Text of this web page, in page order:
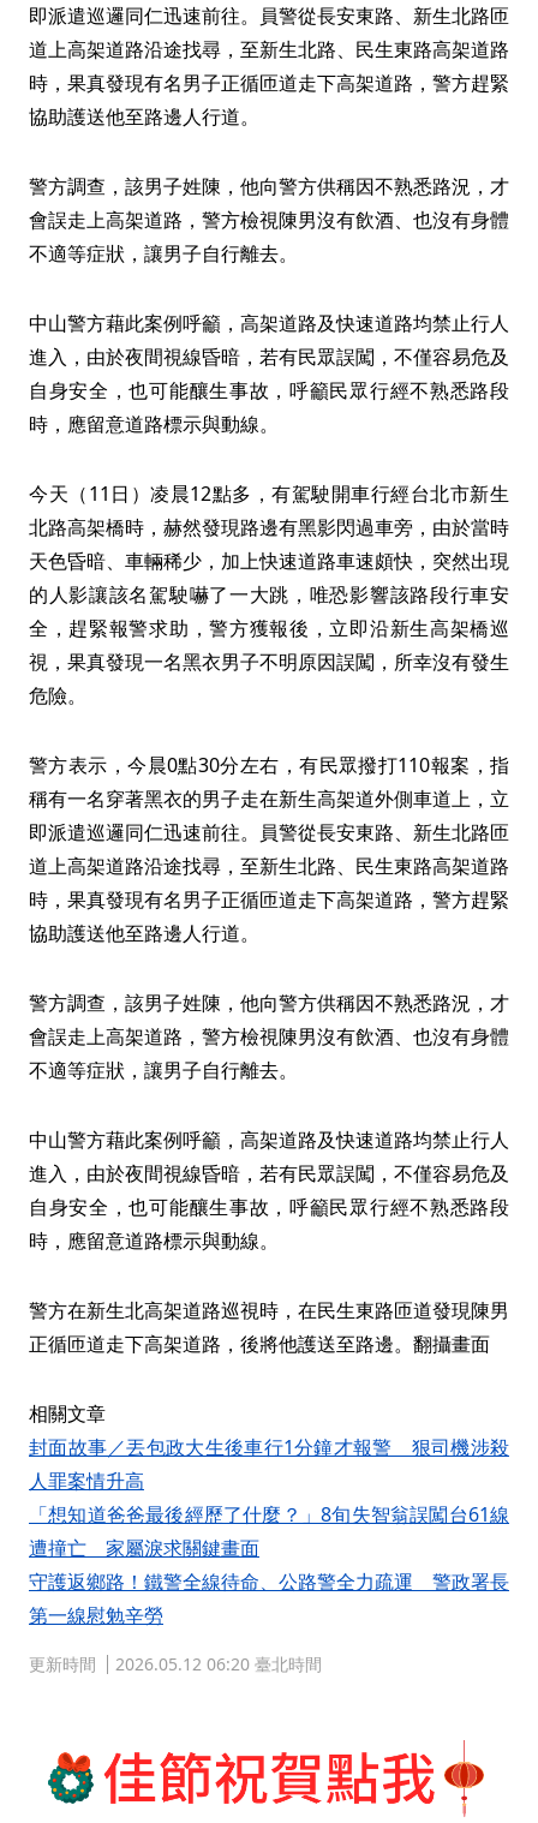
即派遣巡邏同仁迅速前往。員警從長安東路、新生北路匝
道上高架道路沿途找尋，至新生北路、民生東路高架道路
時，果真發現有名男子正循匝道走下高架道路，警方趕緊
協助護送他至路邊人行道。
警方調查，該男子姓陳，他向警方供稱因不熟悉路況，才
會誤走上高架道路，警方檢視陳男沒有飲酒、也沒有身體
不適等症狀，讓男子自行離去。
中山警方藉此案例呼籲，高架道路及快速道路均禁止行人
進入，由於夜間視線昏暗，若有民眾誤闖，不僅容易危及
自身安全，也可能釀生事故，呼籲民眾行經不熟悉路段
時，應留意道路標示與動線。
今天（11日）凌晨12點多，有駕駛開車行經台北市新生
北路高架橋時，赫然發現路邊有黑影閃過車旁，由於當時
天色昏暗、車輛稀少，加上快速道路車速頗快，突然出現
的人影讓該名駕駛嚇了一大跳，唯恐影響該路段行車安
全，趕緊報警求助，警方獲報後，立即沿新生高架橋巡
視，果真發現一名黑衣男子不明原因誤闖，所幸沒有發生
危險。
警方表示，今晨0點30分左右，有民眾撥打110報案，指
稱有一名穿著黑衣的男子走在新生高架道外側車道上，立
即派遣巡邏同仁迅速前往。員警從長安東路、新生北路匝
道上高架道路沿途找尋，至新生北路、民生東路高架道路
時，果真發現有名男子正循匝道走下高架道路，警方趕緊
協助護送他至路邊人行道。
警方調查，該男子姓陳，他向警方供稱因不熟悉路況，才
會誤走上高架道路，警方檢視陳男沒有飲酒、也沒有身體
不適等症狀，讓男子自行離去。
中山警方藉此案例呼籲，高架道路及快速道路均禁止行人
進入，由於夜間視線昏暗，若有民眾誤闖，不僅容易危及
自身安全，也可能釀生事故，呼籲民眾行經不熟悉路段
時，應留意道路標示與動線。
警方在新生北高架道路巡視時，在民生東路匝道發現陳男
正循匝道走下高架道路，後將他護送至路邊。翻攝畫面
相關文章
封面故事／丟包政大生後車行1分鐘才報警 狠司機涉殺
人罪案情升高
「想知道爸爸最後經歷了什麼？」8旬失智翁誤闖台61線
遭撞亡 家屬淚求關鍵畫面
守護返鄉路！鐵警全線待命、公路警全力疏運 警政署長
第一線慰勉辛勞
更新時間 2026.05.12 06:20 臺北時間